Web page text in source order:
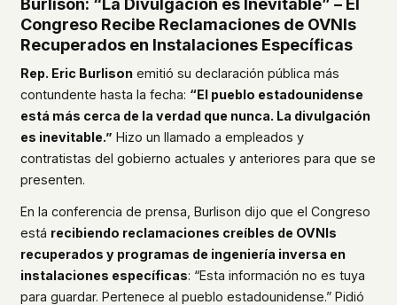
Burlison: “La Divulgación es Inevitable” – El
Congreso Recibe Reclamaciones de OVNIs
Recuperados en Instalaciones Específicas
Rep. Eric Burlisonemitió su declaración pública más
contundente hasta la fecha: “El pueblo estadounidense
está más cerca de la verdad que nunca. La divulgación
es inevitable.” Hizo un llamado a empleados y
contratistas del gobierno actuales y anteriores para que se
presenten.
En la conferencia de prensa, Burlison dijo que el Congreso
está recibiendo reclamaciones creíbles de OVNIs
recuperados y programas de ingeniería inversa en
instalaciones específicas: “Esta información no es tuya
para guardar. Pertenece al pueblo estadounidense.” Pidió